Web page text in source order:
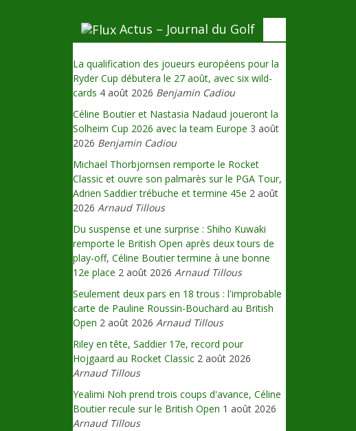
Actus – Journal du Golf
La qualification des joueurs européens pour la
Ryder Cup débutera le 27 août, avec six wild-
cards 4 août 2026 Benjamin Cadiou
Céline Boutier et Nastasia Nadaud joueront la
Solheim Cup 2026 avec la team Europe 3 août
2026 Benjamin Cadiou
Michael Thorbjornsen remporte le Rocket
Classic et ouvre son palmarès sur le PGA Tour,
Adrien Saddier trébuche et termine 45e 2 août
2026 Arnaud Tillous
Du suspense et une surprise : Shiho Kuwaki
remporte le British Open après deux tours de
play-off, Céline Boutier termine à une bonne
12e place 2 août 2026 Arnaud Tillous
Seulement deux pars en 18 trous : l'improbable
carte de Pauline Roussin-Bouchard au British
Open 2 août 2026 Arnaud Tillous
Riley en tête, Saddier 17e, record pour
Hojgaard au Rocket Classic 2 août 2026
Arnaud Tillous
Yealimi Noh prend trois coups d'avance, Céline
Boutier recule sur le British Open 1 août 2026
Arnaud Tillous